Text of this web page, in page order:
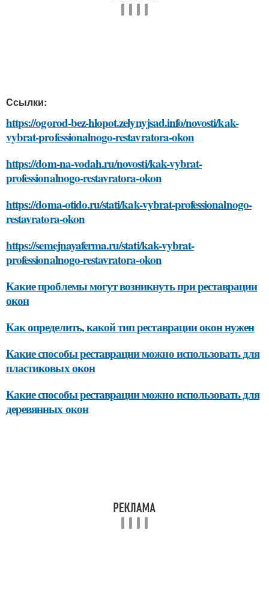
Ссылки:
https://ogorod-bez-hlopot.zelynyjsad.info/novosti/kak-
vybrat-professionalnogo-restavratora-okon
https://dom-na-vodah.ru/novosti/kak-vybrat-
professionalnogo-restavratora-okon
https://doma-otido.ru/stati/kak-vybrat-professionalnogo-
restavratora-okon
https://semejnayaferma.ru/stati/kak-vybrat-
professionalnogo-restavratora-okon
Какие проблемы могут возникнуть при реставрации
окон
Как определить, какой тип реставрации окон нужен
Какие способы реставрации можно использовать для
пластиковых окон
Какие способы реставрации можно использовать для
деревянных окон